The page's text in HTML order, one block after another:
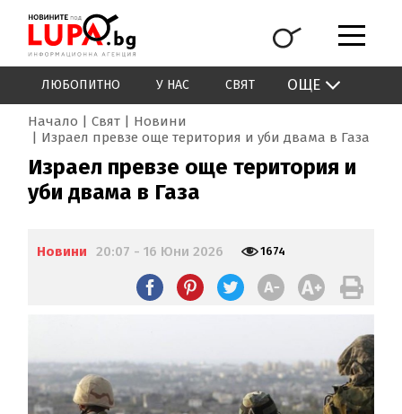
ЛЮБОПИТНО У НАС СВЯТ ОЩЕ
Начало Свят
Новини
Израел превзе още територия и уби двама в Газа
Израел превзе още територия и
уби двама в Газа
Новини 20:07 - 16 Юни 2026 1674